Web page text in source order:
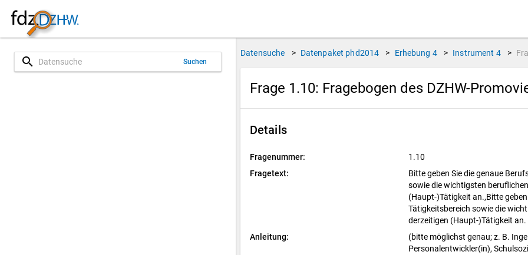
search Suchen
Datensuche > Datenpaket phd2014 > Erhebung 4 > Instrument 4 >
Frage 1.10: Fragebogen des DZHW-
Details
Fragenummer:
1.10
Fragetext:
Bitte geben Sie die genaue
sowie die wichtigsten
(Haupt-)Tätigkeit an.,Bitte
Tätigkeitsbereich sowie die
derzeitigen (Haupt-)Tätigkeit an.
Anleitung:
(bitte möglichst genau; z. B.
Personalentwickler(in),